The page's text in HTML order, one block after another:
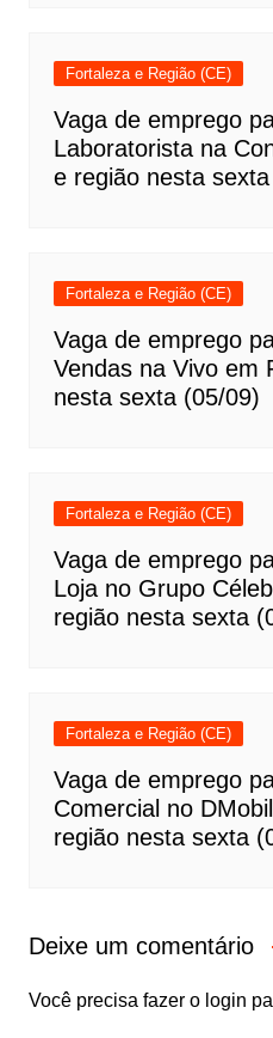
Fortaleza e Região (CE)
Vaga de emprego
Laboratorista na
e região nesta
Fortaleza e Região (CE)
Vaga de emprego
Vendas na Vivo em
nesta sexta (05/09)
Fortaleza e Região (CE)
Vaga de emprego
Loja no Grupo
região nesta sexta
Fortaleza e Região (CE)
Vaga de emprego
Comercial no
região nesta sexta
Deixe um comentário
Você precisa fazer o login